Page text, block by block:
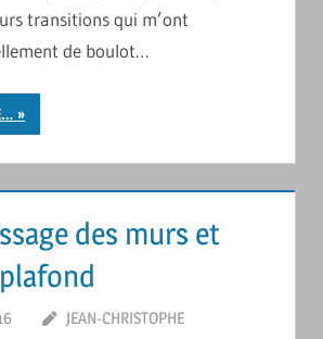
transitions qui m’ont
de boulot…
des murs et
JEAN-CHRISTOPHE